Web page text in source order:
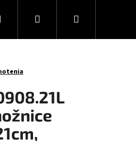
Hľadať PrihlásenieNákupný